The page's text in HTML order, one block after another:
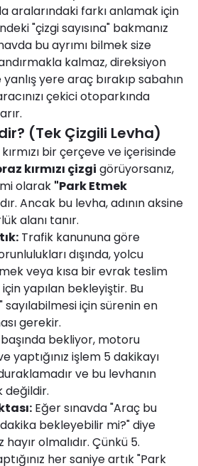
aralarındaki farkı anlamak için
"çizgi sayısına" bakmanız
bu ayrımı bilmek size
kalmaz, direksiyon
yere araç bırakıp sabahın
çekici otoparkında
(Tek Çizgili Levha)
bir çerçeve ve içerisinde
kırmızı çizgi görüyorsanız,
olarak "Park Etmek
Ancak bu levha, adının aksine
alanı tanır.
Trafik kanununa göre
dışında, yolcu
veya kısa bir evrak teslim
yapılan bekleyiştir. Bu
için sürenin en
gerekir.
bekliyor, motoru
yaptığınız işlem 5 dakikayı
ve bu levhanın
değildir.
Eğer sınavda "Araç bu
dakika bekleyebilir mi?" diye
hayır olmalıdır. Çünkü 5.
her saniye artık "Park